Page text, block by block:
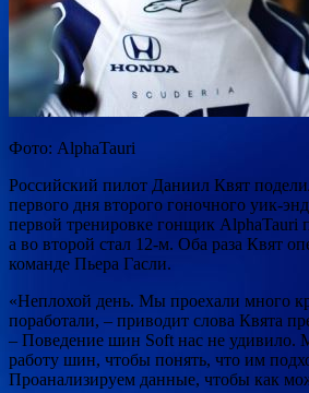
Фото: AlphaTauri
Российский пилот Даниил Квят
первого дня второго гоночного уик-
первой тренировке гонщик AlphaTauri
а во второй стал 12-м. Оба раза Квят
команде Пьера Гасли.
«Неплохой день. Мы проехали много
поработали, – приводит слова Квята
– Поведение шин Soft нас не удивило.
работу шин, чтобы понять, что им
Проанализируем данные, чтобы как